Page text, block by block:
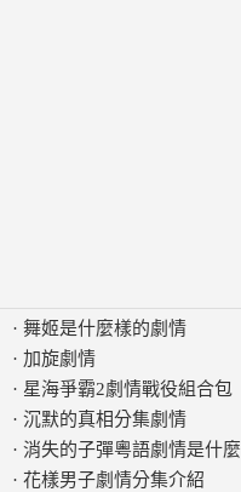
· 舞姬是什麼樣的劇情
· 加旋劇情
· 星海爭霸2劇情戰役組合包
· 沉默的真相分集劇情
· 消失的子彈粵語劇情是什麼
· 花樣男子劇情分集介紹